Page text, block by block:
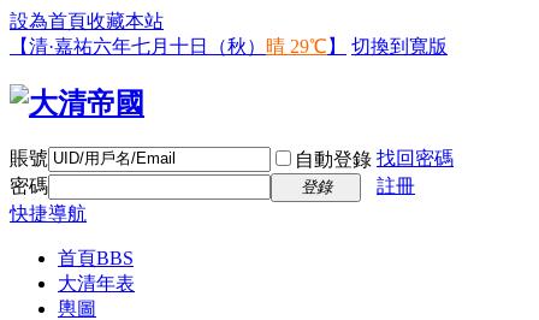
設為首頁收藏本站
【清·嘉祐六年七月十日（秋） 晴 29℃ 】 切換到寬版
賬號 自動登錄 找回密碼
密碼
登錄
註冊
快捷導航
首頁BBS
大清年表
輿圖